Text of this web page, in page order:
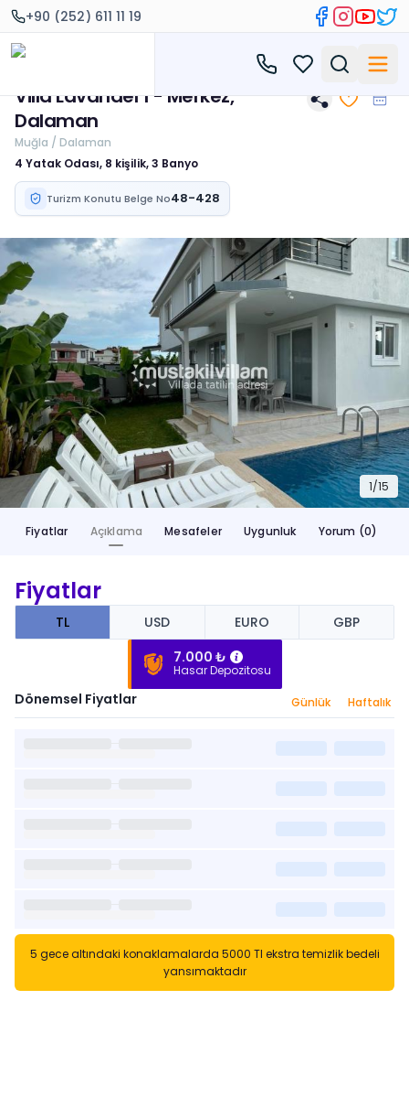
+90 (252) 611 11 19
Villa Lavandel 1 - Merkez,
Dalaman
Muğla / Dalaman
4 Yatak Odası, 8 kişilik, 3 Banyo
Turizm Konutu Belge No48-428
1/15
Fiyatlar Açıklama Mesafeler Uygunluk Yorum (0)
Fiyatlar
TL USD EURO
GBP
7.000 ₺
Hasar Depozitosu
Dönemsel Fiyatlar Günlük Haftalık
5 gece altındaki konaklamalarda 5000 Tl ekstra temizlik bedeli
yansımaktadır